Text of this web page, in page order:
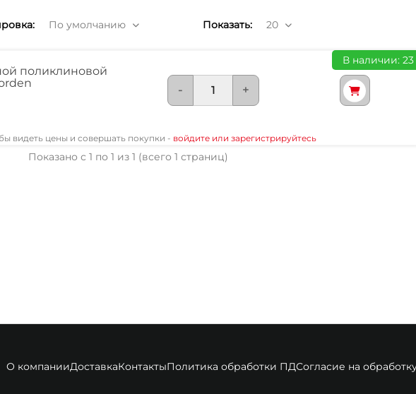
Показать:20
По умолчанию
поликлиновой
В наличии: 23
- +
видеть цены и совершать покупки - войдите или зарегистрируйтесь
Показано с 1 по 1 из 1 (всего 1 страниц)
О компанииДоставкаКонтактыПолитика обработки ПДСогласие на